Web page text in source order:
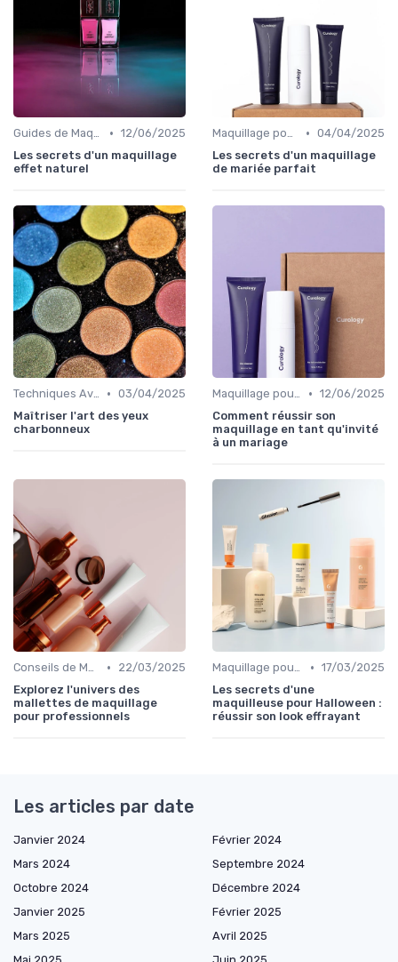
Guides de Maquillage Quotidien • 12/06/2025
Les secrets d'un maquillage
effet naturel
Maquillage pour Occasions Spéciales • 04/04/2025
Les secrets d'un maquillage
de mariée parfait
Techniques Avancées et Artistiques • 03/04/2025
Maîtriser l'art des yeux
charbonneux
Maquillage pour Occasions Spéciales • 12/06/2025
Comment réussir son
maquillage en tant qu'invité
à un mariage
Conseils de Maquilleurs Professionnels •
22/03/2025
Explorez l'univers des
mallettes de maquillage
pour professionnels
Maquillage pour Occasions Spéciales • 17/03/2025
Les secrets d'une
maquilleuse pour Halloween :
réussir son look effrayant
Les articles par date
Janvier 2024
Février 2024
Mars 2024
Septembre 2024
Octobre 2024
Décembre 2024
Janvier 2025
Février 2025
Mars 2025
Avril 2025